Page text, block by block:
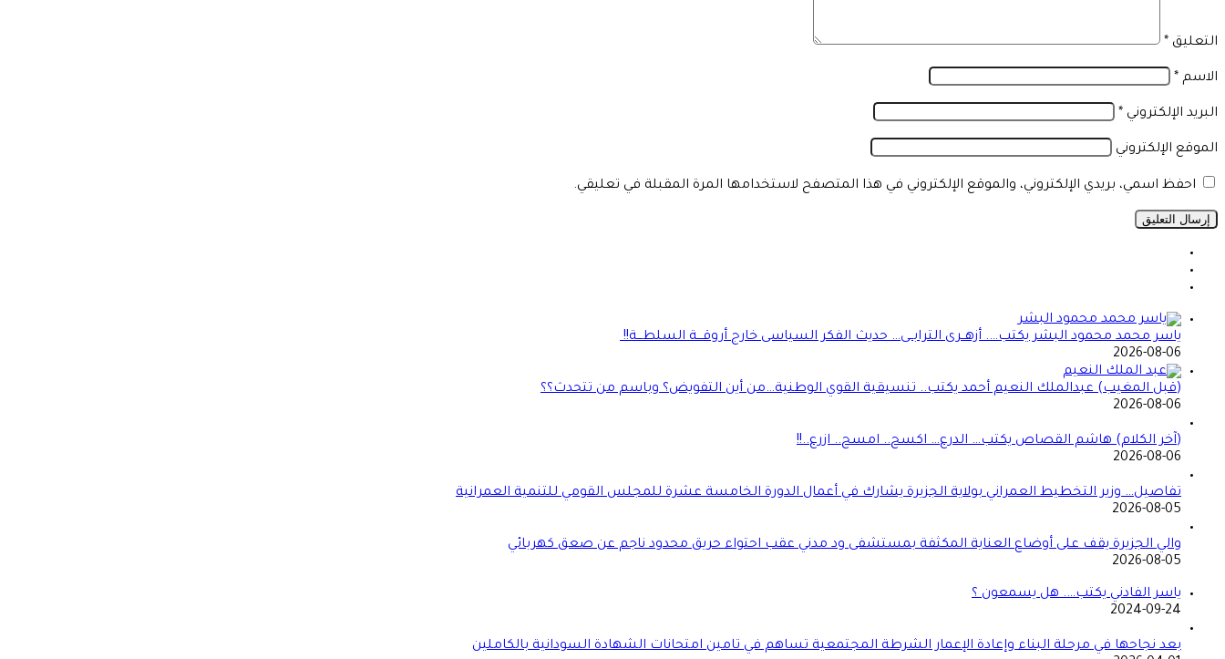
التعليق *
الاسم *
البريد الإلكتروني *
الموقع الإلكتروني
احفظ اسمي، بريدي الإلكتروني، والموقع الإلكتروني في هذا المتصفح لاستخدامها المرة المقبلة في تعليقي.
ياسر محمد محمود البشر يكتب…. أزهــرى الترابــى… حديث الفكر السياسى خارج أروقـــة السلطـــة!!
2026-08-06
(قبل المغيب) عبدالملك النعيم أحمد يكتب.. تنسيقية القوي الوطنية…من أين التفويض؟ وباسم من تتحدث؟؟
2026-08-06
(آخر الكلام) هاشم القصاص يكتب… الدرع… اكسح.. امسح.. ازرع..!!
2026-08-06
تفاصيل… وزير التخطيط العمراني بولاية الجزيرة يشارك في أعمال الدورة الخامسة عشرة للمجلس القومي للتنمية العمرانية
2026-08-05
والي الجزيرة يقف على أوضاع العناية المكثفة بمستشفى ود مدني عقب احتواء حريق محدود ناجم عن صعق كهربائي
2026-08-05
ياسر الفادني يكتب…. هل يسمعون ؟
2024-09-24
بعد نجاحها في مرحلة البناء وإعادة الإعمار الشرطة المجتمعية تساهم في تامين امتحانات الشهادة السودانية بالكاملين